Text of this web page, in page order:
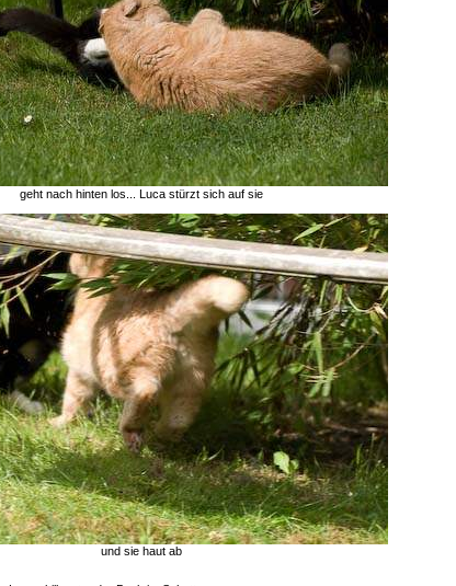
geht nach hinten los... Luca stürzt sich auf sie
und sie haut ab